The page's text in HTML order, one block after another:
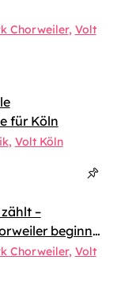
Chorweiler Volt
für Köln
Volt Köln
–
beginnt
Chorweiler Volt